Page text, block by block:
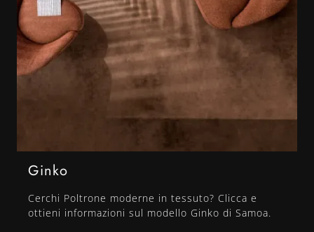
Ginko
Cerchi Poltrone moderne in tessuto? Clicca e
ottieni informazioni sul modello Ginko di Samoa.